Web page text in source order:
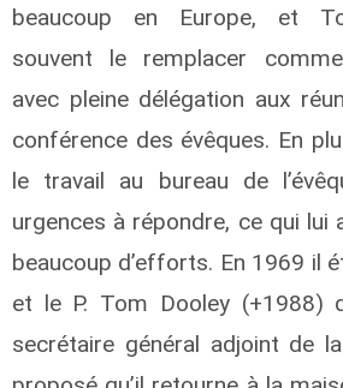
beaucoup en Europe, et
souvent le remplacer
avec pleine délégation aux
conférence des évêques. En
le travail au bureau de
urgences à répondre, ce qui lui
beaucoup d’efforts. En 1969 il
et le P. Tom Dooley (+1988)
secrétaire général adjoint de